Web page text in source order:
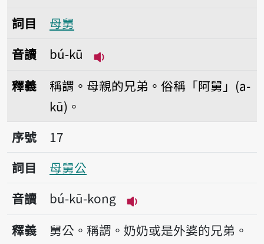
詞目
母舅
音讀
bú-kū
釋義
稱謂。母親的兄弟。俗稱「阿舅」(a-
kū)。
序號17母舅公
序號
17
詞目
母舅公
音讀
bú-kū-kong
播放音讀bú-kū-kong
釋義
舅公。稱謂。奶奶或是外婆的兄弟。